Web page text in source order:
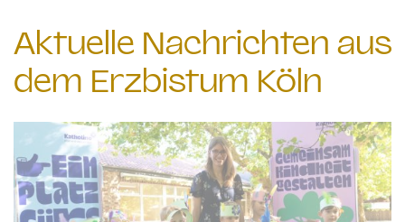
Aktuelle Nachrichten aus
dem Erzbistum Köln